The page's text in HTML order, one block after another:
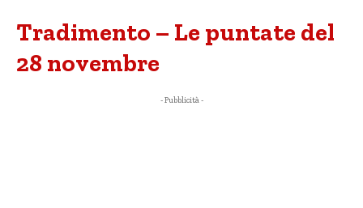
Tradimento – Le puntate del
28 novembre
- Pubblicità -